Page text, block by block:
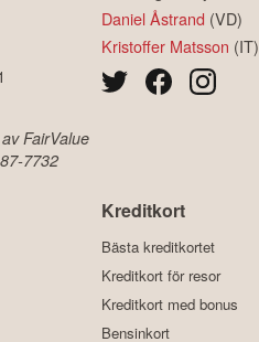
FairValue
7732
Daniel Åstrand (VD)
Kristoffer Matsson (IT)
Kreditkort
Bästa kreditkortet
Kreditkort för resor
Kreditkort med bonus
Bensinkort